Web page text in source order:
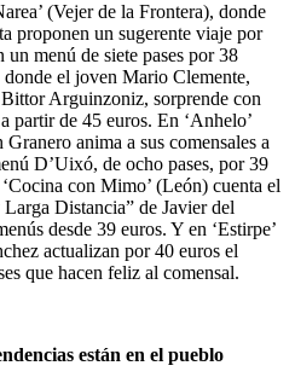
(Vejer de la Frontera), donde
proponen un sugerente viaje por
menú de siete pases por 38
el joven Mario Clemente,
Arguinzoniz, sorprende con
partir de 45 euros. En ‘Anhelo’
anima a sus comensales a
D’Uixó, de ocho pases, por 39
con Mimo’ (León) cuenta el
Distancia” de Javier del
desde 39 euros. Y en ‘Estirpe’
actualizan por 40 euros el
que hacen feliz al comensal.
están en el pueblo